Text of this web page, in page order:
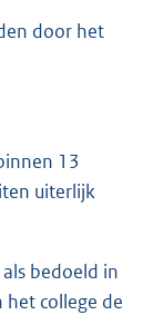
door het
13
uiterlijk
bedoeld in
college de